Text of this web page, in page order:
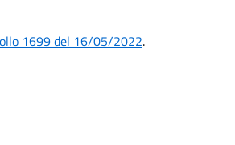
1699 del 16/05/2022.